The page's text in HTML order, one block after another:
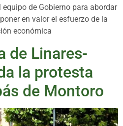
de Gobierno para abordar
en valor el esfuerzo de la
económica
de Linares-
la protesta
de Montoro